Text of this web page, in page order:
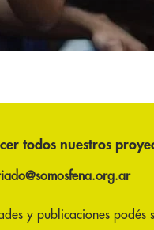
todos nuestros
y publicaciones podés